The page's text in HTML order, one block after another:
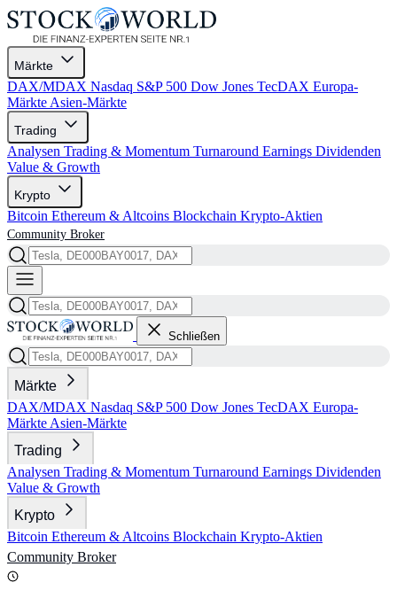
Märkte
DAX/MDAX Nasdaq S&P 500 Dow Jones TecDAX Europa-
Märkte Asien-Märkte
Trading
Analysen Trading & Momentum Turnaround Earnings Dividenden
Value & Growth
Krypto
Bitcoin Ethereum & Altcoins Blockchain Krypto-Aktien
Community Broker
Schließen
Märkte
DAX/MDAX Nasdaq S&P 500 Dow Jones TecDAX Europa-
Märkte Asien-Märkte
Trading
Analysen Trading & Momentum Turnaround Earnings Dividenden
Value & Growth
Krypto
Bitcoin Ethereum & Altcoins Blockchain Krypto-Aktien
Community Broker